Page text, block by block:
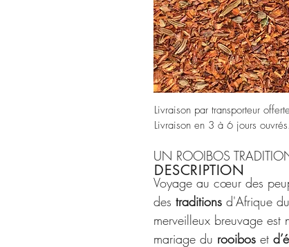
UN ROOIBOS
Voyage au cœur des
des traditions d'Afrique
merveilleux breuvage est
mariage du rooibos et
DESCRIPTION
Livraison par transporteur
Livraison en 3 à 6 jours ouvrés.